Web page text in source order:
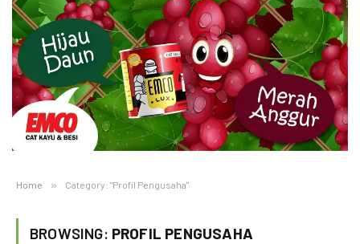
Home » Category: "Profil Pengusaha"
BROWSING: PROFIL PENGUSAHA